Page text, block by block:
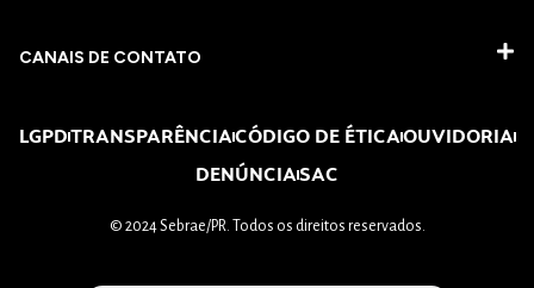
CANAIS DE CONTATO
LGPDTRANSPARÊNCIACÓDIGO DE ÉTICAOUVIDORIA
DENÚNCIASAC
© 2024 Sebrae/PR. Todos os direitos reservados.